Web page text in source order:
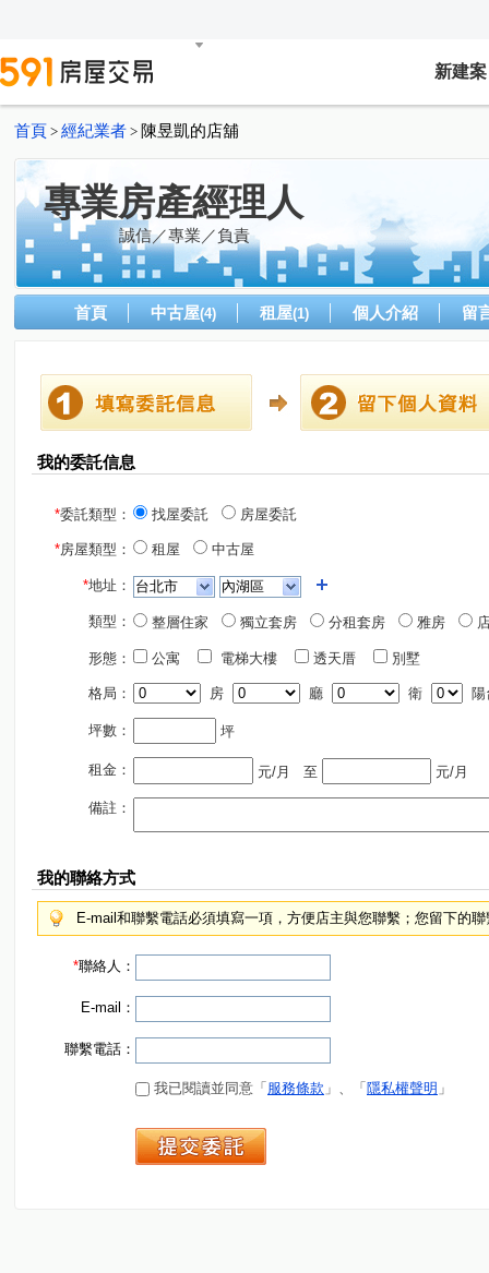
新建案
首頁 > 經紀業者 > 陳昱凱的店舖
專業房產經理人
誠信／專業／負責
首頁 中古屋(4) 租屋(1) 個人介紹 留
我的委託信息
*委託類型： 找屋委託 房屋委託
*房屋類型： 租屋 中古屋
*地址：
類型： 整層住家 獨立套房 分租套房 雅房
形態： 公寓 電梯大樓 透天厝 別墅
格局： 房 廳 衛 陽
坪數： 坪
租金： 元/月 至 元/月
備註：
我的聯絡方式
E-mail和聯繫電話必須填寫一項，方便店主與您聯繫；您留下的
*聯絡人：
E-mail：
聯繫電話：
我已閱讀並同意「 服務條款 」、「 隱私權聲明 」